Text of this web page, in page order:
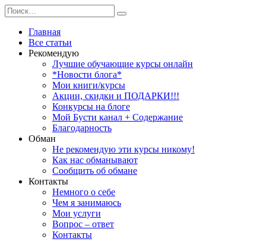
Перейти
к
содержанию
Search
for:
Главная
Все статьи
Рекомендую
Лучшие обучающие курсы онлайн
*Новости блога*
Мои книги/курсы
Акции, скидки и ПОДАРКИ!!!
Конкурсы на блоге
Мой Бусти канал + Содержание
Благодарность
Обман
Не рекомендую эти курсы никому!
Как нас обманывают
Сообщить об обмане
Контакты
Немного о себе
Чем я занимаюсь
Мои услуги
Вопрос – ответ
Контакты